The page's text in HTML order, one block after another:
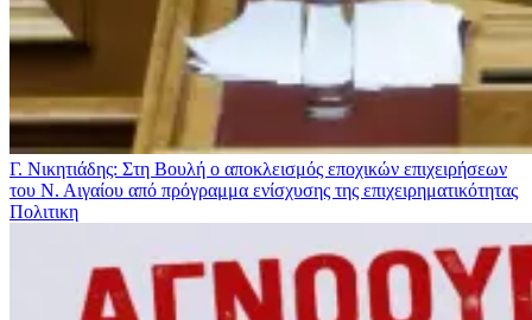
Γ. Νικητιάδης: Στη Βουλή ο αποκλεισμός εποχικών επιχειρήσεων
του Ν. Αιγαίου από πρόγραμμα ενίσχυσης της επιχειρηματικότητας
Πολιτικη